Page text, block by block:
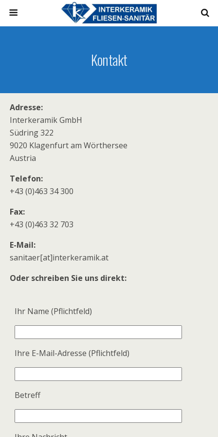
Kontakt
Adresse:
Interkeramik GmbH
Südring 322
9020 Klagenfurt am Wörthersee
Austria
Telefon:
+43 (0)463 34 300
Fax:
+43 (0)463 32 703
E-Mail:
sanitaer[at]interkeramik.at
Oder schreiben Sie uns direkt:
Ihr Name (Pflichtfeld)
Ihre E-Mail-Adresse (Pflichtfeld)
Betreff